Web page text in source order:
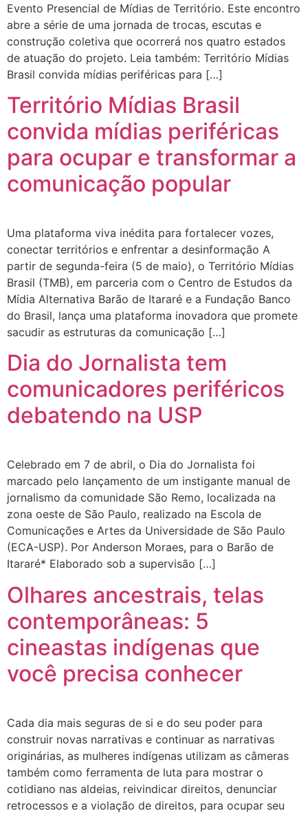
Evento Presencial de Mídias de Território. Este encontro
abre a série de uma jornada de trocas, escutas e
construção coletiva que ocorrerá nos quatro estados
de atuação do projeto. Leia também: Território Mídias
Brasil convida mídias periféricas para […]
Território Mídias Brasil
convida mídias periféricas
para ocupar e transformar a
comunicação popular
Uma plataforma viva inédita para fortalecer vozes,
conectar territórios e enfrentar a desinformação A
partir de segunda-feira (5 de maio), o Território Mídias
Brasil (TMB), em parceria com o Centro de Estudos da
Mídia Alternativa Barão de Itararé e a Fundação Banco
do Brasil, lança uma plataforma inovadora que promete
sacudir as estruturas da comunicação […]
Dia do Jornalista tem
comunicadores periféricos
debatendo na USP
Celebrado em 7 de abril, o Dia do Jornalista foi
marcado pelo lançamento de um instigante manual de
jornalismo da comunidade São Remo, localizada na
zona oeste de São Paulo, realizado na Escola de
Comunicações e Artes da Universidade de São Paulo
(ECA-USP). Por Anderson Moraes, para o Barão de
Itararé* Elaborado sob a supervisão […]
Olhares ancestrais, telas
contemporâneas: 5
cineastas indígenas que
você precisa conhecer
Cada dia mais seguras de si e do seu poder para
construir novas narrativas e continuar as narrativas
originárias, as mulheres indígenas utilizam as câmeras
também como ferramenta de luta para mostrar o
cotidiano nas aldeias, reivindicar direitos, denunciar
retrocessos e a violação de direitos, para ocupar seu